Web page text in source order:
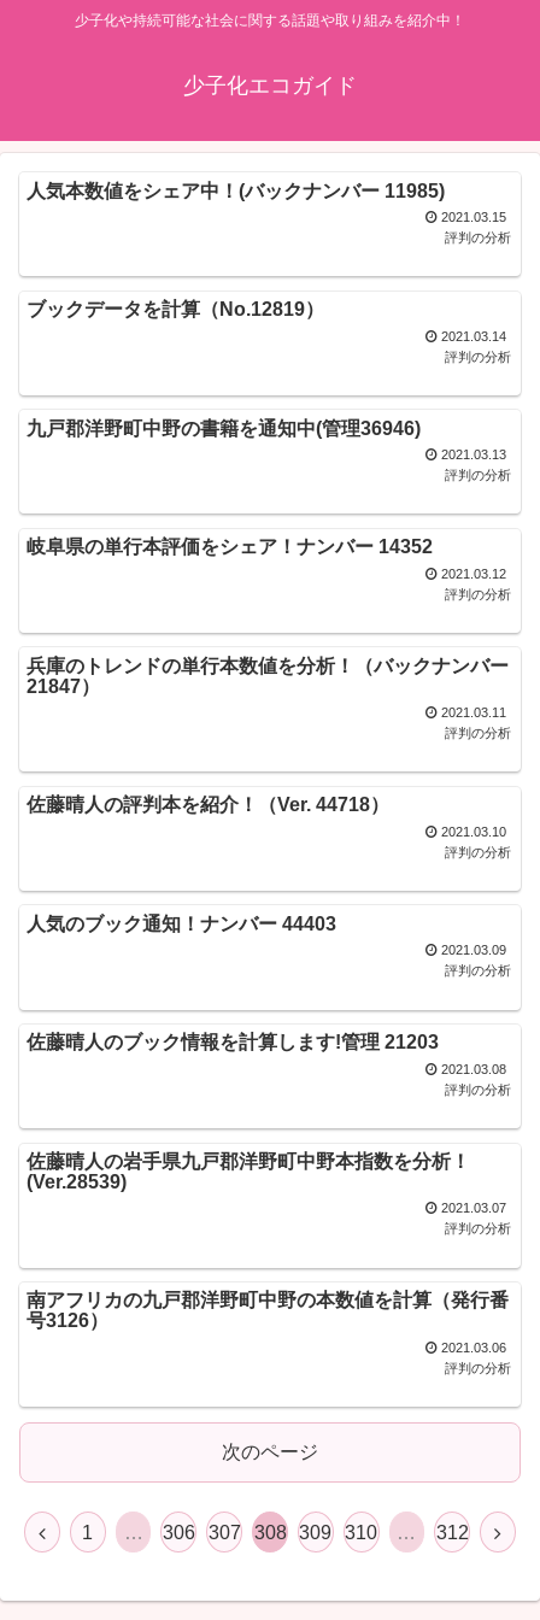
少子化や持続可能な社会に関する話題や取り組みを紹介中！
少子化エコガイド
人気本数値をシェア中！(バックナンバー 11985)
2021.03.15
評判の分析
ブックデータを計算（No.12819）
2021.03.14
評判の分析
九戸郡洋野町中野の書籍を通知中(管理36946)
2021.03.13
評判の分析
岐阜県の単行本評価をシェア！ナンバー 14352
2021.03.12
評判の分析
兵庫のトレンドの単行本数値を分析！（バックナンバー
21847）
2021.03.11
評判の分析
佐藤晴人の評判本を紹介！（Ver. 44718）
2021.03.10
評判の分析
人気のブック通知！ナンバー 44403
2021.03.09
評判の分析
佐藤晴人のブック情報を計算します!管理 21203
2021.03.08
評判の分析
佐藤晴人の岩手県九戸郡洋野町中野本指数を分析！
(Ver.28539)
2021.03.07
評判の分析
南アフリカの九戸郡洋野町中野の本数値を計算（発行番
号3126）
2021.03.06
評判の分析
次のページ
1 … 306 307 308 309 310 … 312